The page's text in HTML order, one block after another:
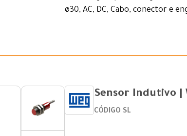
ø30, AC, DC, Cabo, conector e
Sensor Indutivo |
CÓDIGO SL